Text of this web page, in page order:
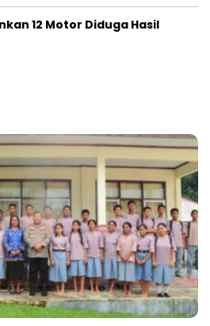
12 Motor Diduga Hasil